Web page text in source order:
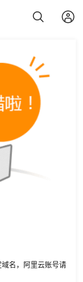
名，阿里云账号请